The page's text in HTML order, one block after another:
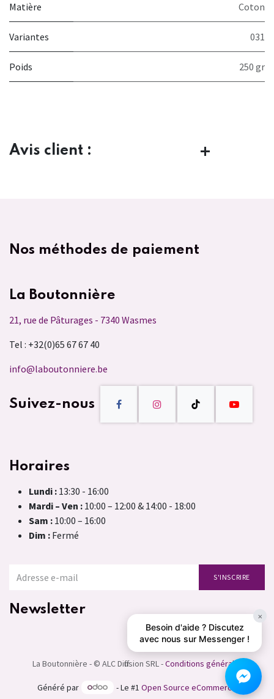
Matière Coton
Variantes 031
Poids 250 gr
Avis client :
Nos méthodes de paiement
La Boutonnière
21, rue de Pâturages - 7340 Wasmes
Tel : +32(0)65 67 67 40
info@laboutonniere.be
Suivez-nous
Horaires
Lundi : 13:30 - 16:00
Mardi – Ven : 10:00 – 12:00 & 14:00 - 18:00
Sam : 10:00 – 16:00
Dim : Fermé
S'INSCRIRE
Newsletter ×
Besoin d'aide ? Discutez
avec nous sur Messenger !
La Boutonnière - © ALC Diffusion SRL -Conditions générales
Généré par - Le #1 Open Source eCommerce